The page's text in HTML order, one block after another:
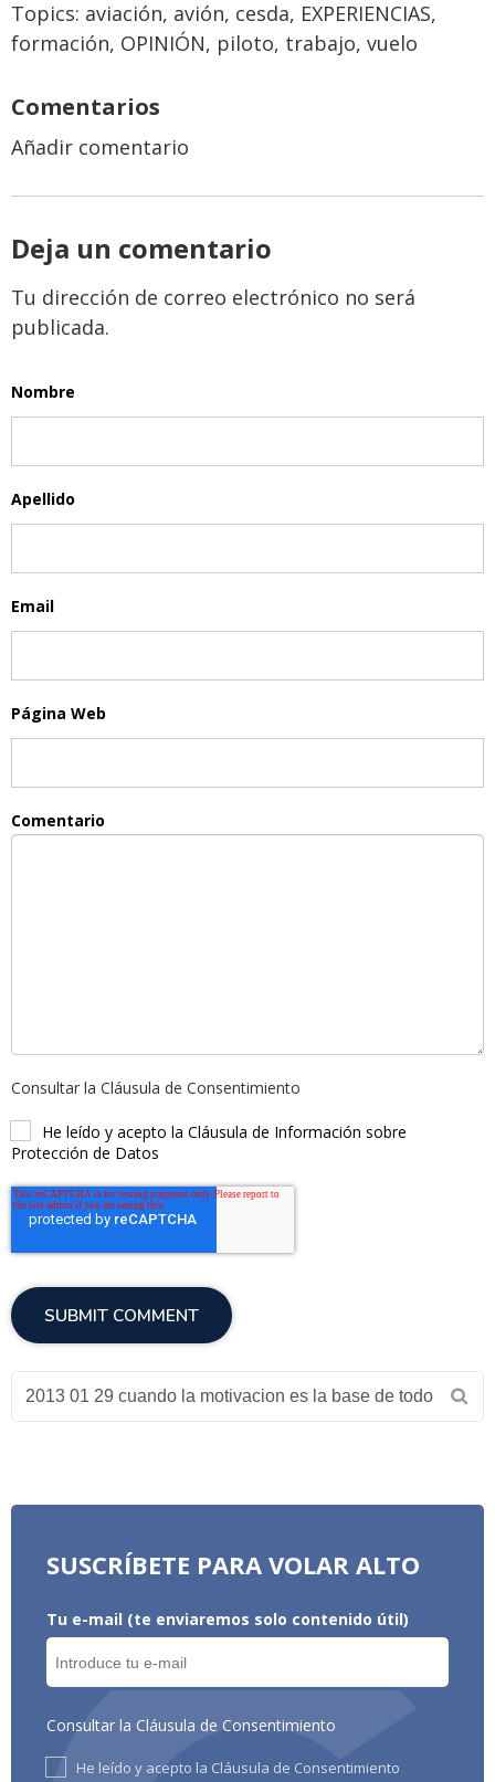
Topics: aviación, avión, cesda, EXPERIENCIAS,
formación, OPINIÓN, piloto, trabajo, vuelo
Comentarios
Añadir comentario
Deja un comentario
Tu dirección de correo electrónico no será
publicada.
Nombre
Apellido
Email
Página Web
Comentario
Consultar la Cláusula de Consentimiento
He leído y acepto la Cláusula de Información sobre
Protección de Datos
SUSCRÍBETE PARA VOLAR ALTO
Tu e-mail (te enviaremos solo contenido útil)
Consultar la Cláusula de Consentimiento
He leído y acepto la Cláusula de Consentimiento